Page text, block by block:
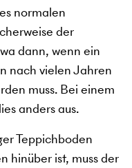
normalen
der
dann, wenn ein
nach vielen Jahren
muss. Bei einem
anders aus.
Teppichboden
hinüber ist, muss der